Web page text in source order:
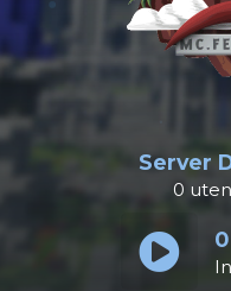
Server
0
0